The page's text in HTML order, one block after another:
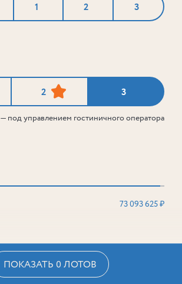
1 2 3
2 3
— под управлением гостиничного оператора
73 093 625 ₽
ПОКАЗАТЬ 0 ЛОТОВ